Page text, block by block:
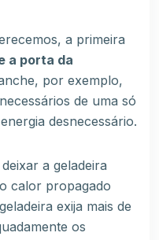
a primeira
a porta da
por exemplo,
de uma só
desnecessário.
a geladeira
calor propagado
exija mais de
os